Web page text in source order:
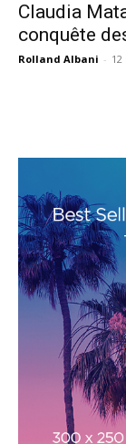
Claudia
conquête
Rolland Albani -